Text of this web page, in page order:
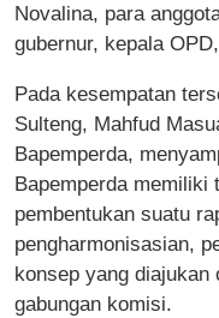
Novalina, para
gubernur, kepala
Pada kesempatan
Sulteng, Mahfud
Bapemperda,
Bapemperda memiliki
pembentukan suatu
pengharmonisasian,
konsep yang diajukan
gabungan komisi.